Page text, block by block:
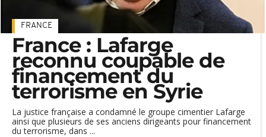
FRANCE
France : Lafarge
reconnu coupable de
financement du
terrorisme en Syrie
La justice française a condamné le groupe cimentier Lafarge
ainsi que plusieurs de ses anciens dirigeants pour financement
du terrorisme, dans ...